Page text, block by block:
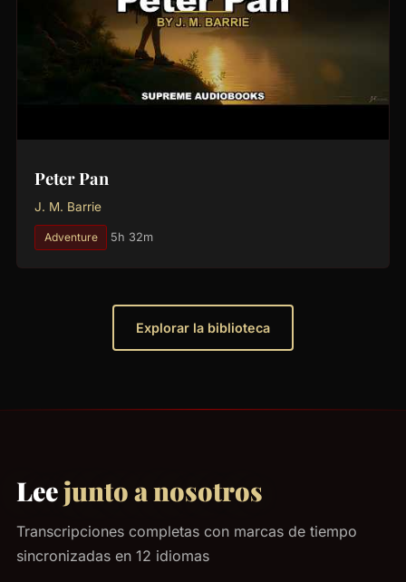
Peter Pan
J. M. Barrie
Adventure 5h 32m
Explorar la biblioteca
Leejunto a nosotros
Transcripciones completas con marcas de tiempo
sincronizadas en 12 idiomas